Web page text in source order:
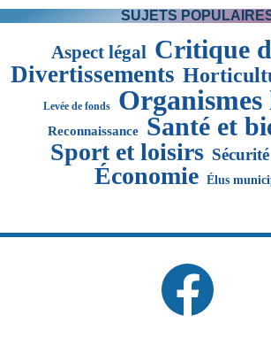
SUJETS
Aspect légal Critique
Divertissements
Levée de fonds Organismes
Reconnaissance Santé et
Sport et loisirs Sécurité
Économie Élus